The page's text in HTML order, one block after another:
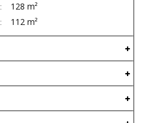
128 m²
112 m²